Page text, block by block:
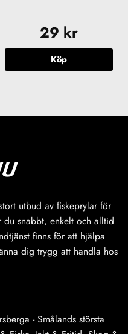
29 kr
Köp
utbud av fiskeprylar för
snabbt, enkelt och alltid
finns för att hjälpa
dig trygg att handla hos
- Smålands största